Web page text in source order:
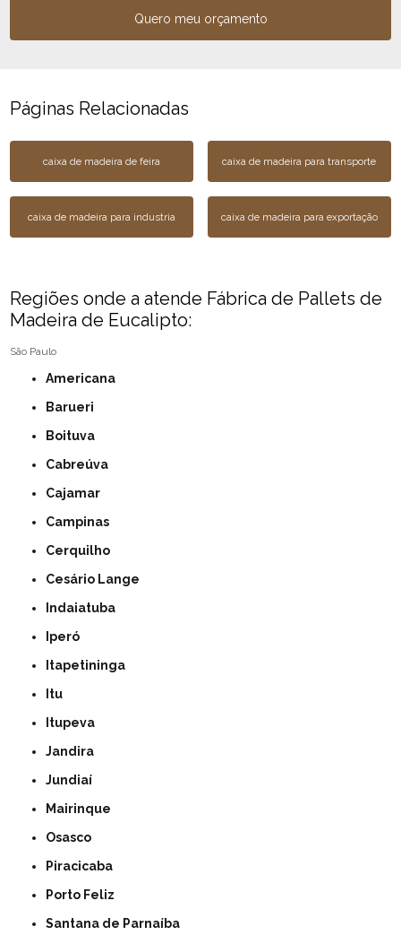
Quero meu orçamento
Páginas Relacionadas
caixa de madeira de feira caixa de madeira para transporte
caixa de madeira para industria caixa de madeira para exportação
Regiões onde a atende Fábrica de Pallets de
Madeira de Eucalipto:
São Paulo
Americana
Barueri
Boituva
Cabreúva
Cajamar
Campinas
Cerquilho
Cesário Lange
Indaiatuba
Iperó
Itapetininga
Itu
Itupeva
Jandira
Jundiaí
Mairinque
Osasco
Piracicaba
Porto Feliz
Santana de Parnaíba